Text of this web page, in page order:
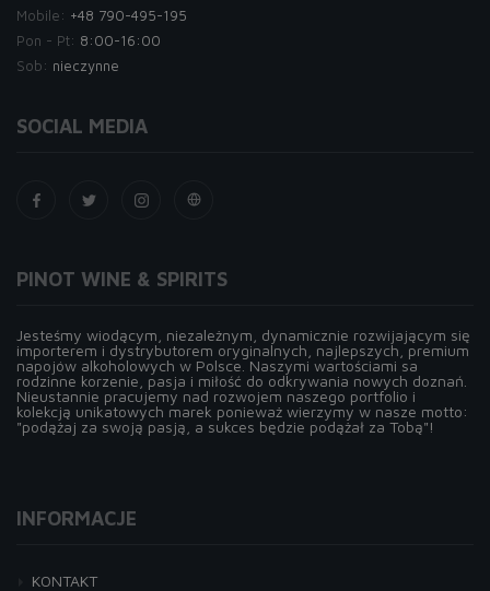
Mobile: +48 790-495-195
Pon - Pt: 8:00-16:00
Sob: nieczynne
SOCIAL MEDIA
PINOT WINE & SPIRITS
Jesteśmy wiodącym, niezależnym, dynamicznie rozwijającym się
importerem i dystrybutorem oryginalnych, najlepszych, premium
napojów alkoholowych w Polsce. Naszymi wartościami sa
rodzinne korzenie, pasja i miłość do odkrywania nowych doznań.
Nieustannie pracujemy nad rozwojem naszego portfolio i
kolekcją unikatowych marek ponieważ wierzymy w nasze motto:
"podążaj za swoją pasją, a sukces będzie podążał za Tobą"!
INFORMACJE
KONTAKT